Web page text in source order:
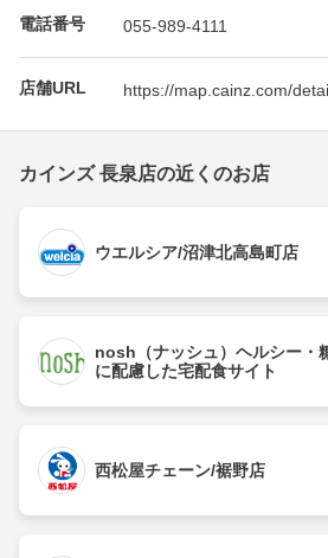
電話番号 055-989-4111
店舗URL https://map.cainz.com/
カインズ 長泉店の近くのお店
ウエルシア/沼津北高島町店
nosh（ナッシュ）ヘルシー・
に配慮した宅配食サイト
西松屋チェーン/裾野店